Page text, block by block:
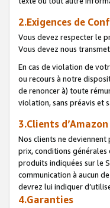
2.Exigences de
Vous devez respecter le
Vous devez nous
En cas de violation de
ou recours à notre
de renoncer à) toute
violation, sans préavis et
3.Clients d’Amazon
Nos clients ne
prix, conditions générales
produits indiquées sur le
communication à aucun
devrez lui indiquer
4.Garanties